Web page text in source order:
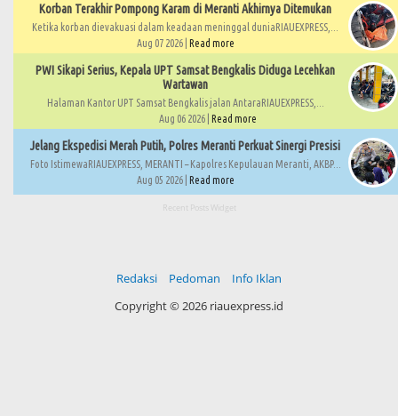
Korban Terakhir Pompong Karam di Meranti Akhirnya Ditemukan
Ketika korban dievakuasi dalam keadaan meninggal duniaRIAUEXPRESS,...
Aug 07 2026 | Read more
PWI Sikapi Serius, Kepala UPT Samsat Bengkalis Diduga Lecehkan
Wartawan
Halaman Kantor UPT Samsat Bengkalis jalan AntaraRIAUEXPRESS,...
Aug 06 2026 | Read more
Jelang Ekspedisi Merah Putih, Polres Meranti Perkuat Sinergi Presisi
Foto IstimewaRIAUEXPRESS, MERANTI – Kapolres Kepulauan Meranti, AKBP...
Aug 05 2026 | Read more
Recent Posts Widget
Redaksi Pedoman
Info Iklan
Copyright © 2026 riauexpress.id